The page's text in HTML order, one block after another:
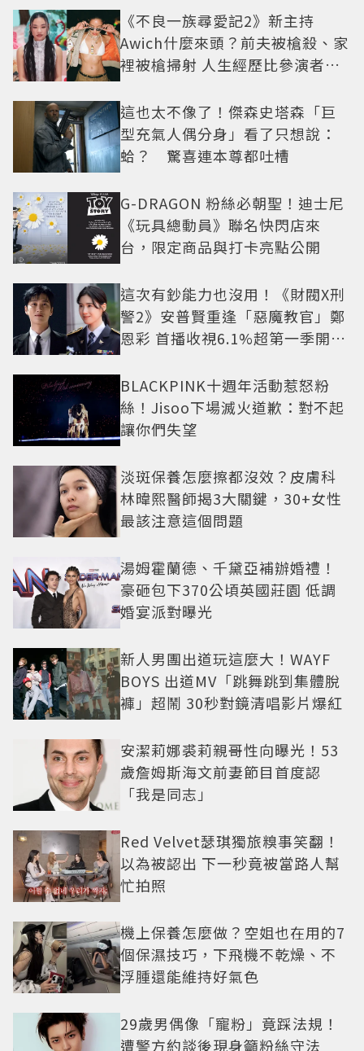
《不良一族尋愛記2》新主持
Awich什麼來頭？前夫被槍殺、家
裡被槍掃射 人生經歷比參演者還
這也太不像了！傑森史塔森「巨
型充氣人偶分身」看了只想說：
蛤？ 驚喜連本尊都吐槽
G-DRAGON 粉絲必朝聖！迪士尼
《玩具總動員》聯名快閃店來
台，限定商品與打卡亮點公開
這次有鈔能力也沒用！《財閥X刑
警2》安普賢重逢「惡魔教官」鄭
恩彩 首播收視6.1%超第一季開紅
BLACKPINK十週年活動惹怒粉
絲！Jisoo下場滅火道歉：對不起
讓你們失望
淡斑保養怎麼擦都沒效？皮膚科
林暐熙醫師揭3大關鍵，30+女性
最該注意這個問題
湯姆霍蘭德、千黛亞補辦婚禮！
豪砸包下370公頃英國莊園 低調
婚宴派對曝光
新人男團出道玩這麼大！WAYF
BOYS 出道MV「跳舞跳到集體脫
褲」超鬧 30秒對鏡清唱影片爆紅
安潔莉娜裘莉親哥性向曝光！53
歲詹姆斯海文前妻節目首度認
「我是同志」
Red Velvet瑟琪獨旅糗事笑翻！
以為被認出 下一秒竟被當路人幫
忙拍照
機上保養怎麼做？空姐也在用的7
個保濕技巧，下飛機不乾燥、不
浮腫還能維持好氣色
29歲男偶像「寵粉」竟踩法規！
遭警方約談後現身籲粉絲守法